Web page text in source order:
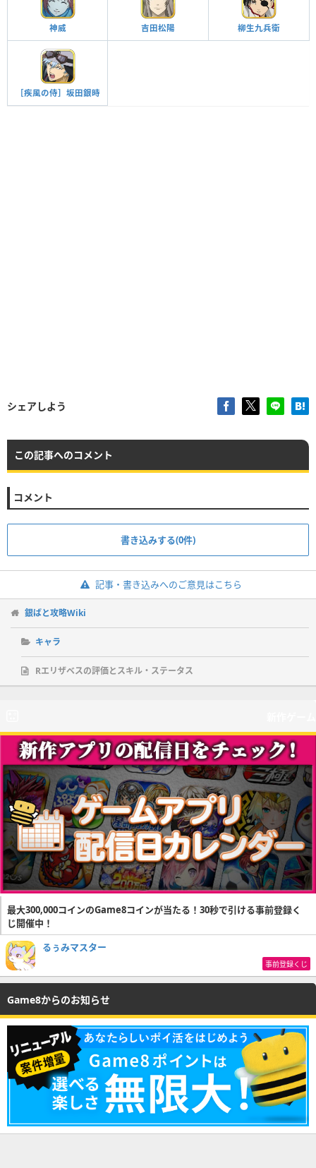
神威 吉田松陽 柳生九兵衛
［疾風の侍］坂田銀時
シェアしよう
この記事へのコメント
コメント
書き込みする(0件)
記事・書き込みへのご意見はこちら
銀ばと攻略Wiki
キャラ
Rエリザベスの評価とスキル・ステータス
最大300,000コインのGame8コインが当たる！30秒で引ける事前登録く
じ開催中！
るぅみマスター
事前登録くじ
Game8からのお知らせ